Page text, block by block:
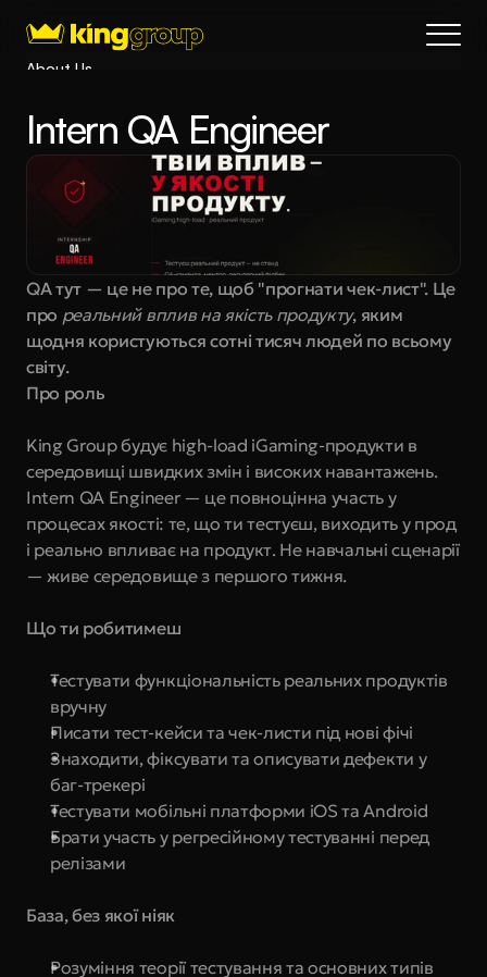
About Us
Services
Process
Coming Soon
Legal
404
Book a call
Intern QA Engineer
QA тут — це не про те, щоб "прогнати чек-лист". Це
про реальний вплив на якість продукту, яким
щодня користуються сотні тисяч людей по всьому
світу.
Про роль
King Group будує high-load iGaming-продукти в
середовищі швидких змін і високих навантажень.
Intern QA Engineer — це повноцінна участь у
процесах якості: те, що ти тестуєш, виходить у прод
і реально впливає на продукт. Не навчальні сценарії
— живе середовище з першого тижня.
Що ти робитимеш
Тестувати функціональність реальних продуктів
вручну
Писати тест-кейси та чек-листи під нові фічі
Знаходити, фіксувати та описувати дефекти у
баг-трекері
Тестувати мобільні платформи iOS та Android
Брати участь у регресійному тестуванні перед
релізами
База, без якої ніяк
Розуміння теорії тестування та основних типів